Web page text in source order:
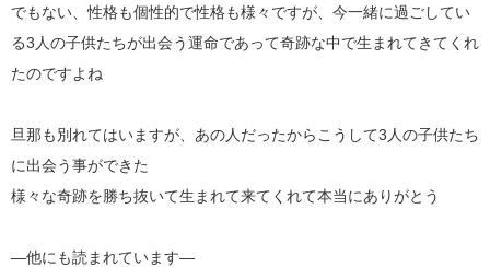
でもない、性格も個性的で性格も様々ですが、今一緒に過ごしてい
る3人の子供たちが出会う運命であって奇跡な中で生まれてきてくれ
たのですよね
旦那も別れてはいますが、あの人だったからこうして3人の子供たち
に出会う事ができた
様々な奇跡を勝ち抜いて生まれて来てくれて本当にありがとう
—他にも読まれています—